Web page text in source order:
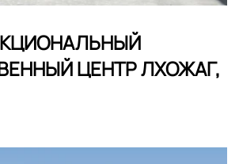
ЦЕНТР ЛХОЖАГ,